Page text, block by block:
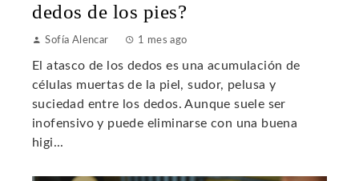
dedos de los pies?
Sofía Alencar 1 mes ago
El atasco de los dedos es una acumulación de
células muertas de la piel, sudor, pelusa y
suciedad entre los dedos. Aunque suele ser
inofensivo y puede eliminarse con una buena
higi...